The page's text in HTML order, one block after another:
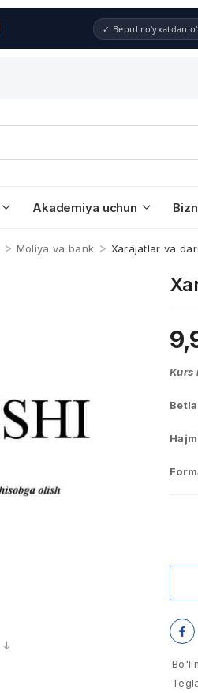
✓ Bepul ro'yxatdan
Akademiya uchun
> Moliya va bank > Xarajatlar va
Kurs